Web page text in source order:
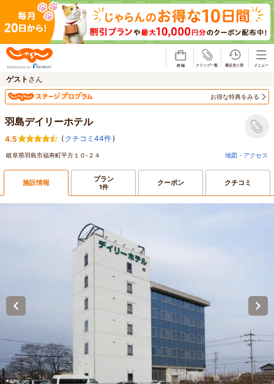
ゲスト さん
お得な特典をみる
羽島デイリーホテル
4.5 ( クチコミ44件)
岐阜県羽島市福寿町平方１０‐２４ 地図・アクセス
施設情報 プラン
1件 クーポン クチコミ